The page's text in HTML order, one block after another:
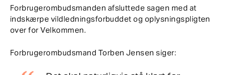
Forbrugerombudsmanden afsluttede sagen med at
indskærpe vildledningsforbuddet og oplysningspligten
over for Velkommen.
Forbrugerombudsmand Torben Jensen siger: